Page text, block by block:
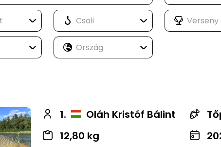
1. Oláh Kristóf Bálint
12,80 kg